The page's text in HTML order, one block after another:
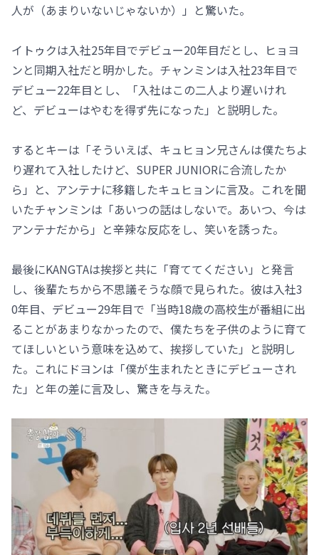
人が（あまりいないじゃないか）」と驚いた。
イトゥクは入社25年目でデビュー20年目だとし、ヒョヨ
ンと同期入社だと明かした。チャンミンは入社23年目で
デビュー22年目とし、「入社はこの二人より遅いけれ
ど、デビューはやむを得ず先になった」と説明した。
するとキーは「そういえば、キュヒョン兄さんは僕たちよ
り遅れて入社したけど、SUPER JUNIORに合流したか
ら」と、アンテナに移籍したキュヒョンに言及。これを聞
いたチャンミンは「あいつの話はしないで。あいつ、今は
アンテナだから」と辛辣な反応をし、笑いを誘った。
最後にKANGTAは挨拶と共に「育ててください」と発言
し、後輩たちから不思議そうな顔で見られた。彼は入社3
0年目、デビュー29年目で「当時18歳の高校生が番組に出
ることがあまりなかったので、僕たちを子供のように育て
てほしいという意味を込めて、挨拶していた」と説明し
た。これにドヨンは「僕が生まれたときにデビューされ
た」と年の差に言及し、驚きを与えた。